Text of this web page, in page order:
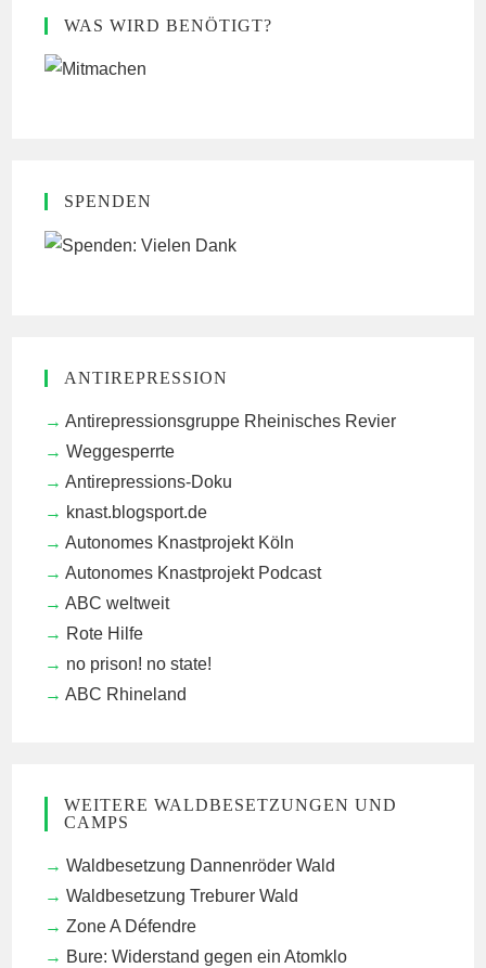
WAS WIRD BENÖTIGT?
SPENDEN
ANTIREPRESSION
Antirepressionsgruppe Rheinisches Revier
Weggesperrte
Antirepressions-Doku
knast.blogsport.de
Autonomes Knastprojekt Köln
Autonomes Knastprojekt Podcast
ABC weltweit
Rote Hilfe
no prison! no state!
ABC Rhineland
WEITERE WALDBESETZUNGEN UND
CAMPS
Waldbesetzung Dannenröder Wald
Waldbesetzung Treburer Wald
Zone A Défendre
Bure: Widerstand gegen ein Atomklo